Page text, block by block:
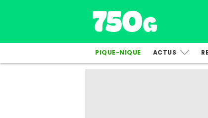
PIQUE-NIQUE ACTUS